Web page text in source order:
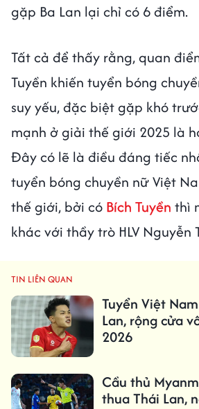
gặp Ba Lan lại chỉ có 6 điểm.
Tất cả để thấy rằng, quan
Tuyền khiến tuyển bóng
suy yếu, đặc biệt gặp khó
mạnh ở giải thế giới 2025 là
Đây có lẽ là điều đáng tiếc
tuyển bóng chuyền nữ Việt
thế giới, bởi có Bích Tuyền thì
khác với thầy trò HLV Nguyễn
TIN LIÊN QUAN
Tuyển Việt
Lan, rộng cửa
2026
Cầu thủ
thua Thái Lan,